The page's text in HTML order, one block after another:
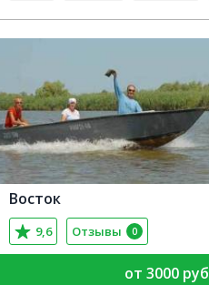
Восток
9,6 Отзывы 0
от 3000